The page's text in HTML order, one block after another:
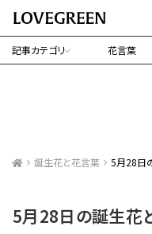
記事カテゴリ 花言葉
誕生花と花言葉 5月28日
5月28日の誕生花